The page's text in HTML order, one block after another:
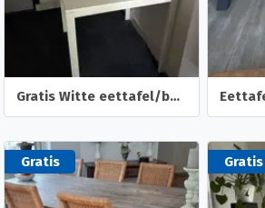
Gratis Witte eettafel/bureautafel (IKEA VIHALS)
Gratis Gratis